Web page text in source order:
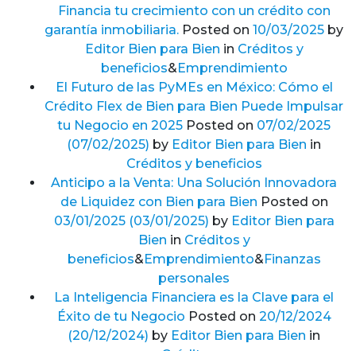
Financia tu crecimiento con un crédito con
garantía inmobiliaria. Posted on 10/03/2025 by
Editor Bien para Bien in Créditos y
beneficios&Emprendimiento
El Futuro de las PyMEs en México: Cómo el
Crédito Flex de Bien para Bien Puede Impulsar
tu Negocio en 2025 Posted on 07/02/2025
(07/02/2025) by Editor Bien para Bien in
Créditos y beneficios
Anticipo a la Venta: Una Solución Innovadora
de Liquidez con Bien para Bien Posted on
03/01/2025(03/01/2025) byEditor Bien para
Bien in Créditos y
beneficios&Emprendimiento&Finanzas
personales
La Inteligencia Financiera es la Clave para el
Éxito de tu Negocio Posted on 20/12/2024
(20/12/2024) by Editor Bien para Bien in